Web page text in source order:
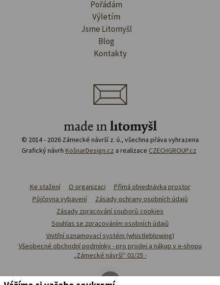
Pořádám
Výletím
Jsme Litomyšl
Blog
Kontakty
© 2014 - 2026 Zámecké návrší z. ú., všechna přáva vyhrazena
Grafický návrh KošnarDesign.cz a realizace CZECHGROUP.cz
Ke stažení O organizaci
Přímá objednávka prostor
Půjčovna vybavení
Zásady ochrany osobních údajů
Zásady zpracování souborů cookies
Souhlas se zpracováním osobních údajů
Vnitřní oznamovací systém (whistleblowing)
Všeobecné obchodní podmínky - pro prodej a nákup v e-shopu
„Zámecké návrší“ 02/25 -